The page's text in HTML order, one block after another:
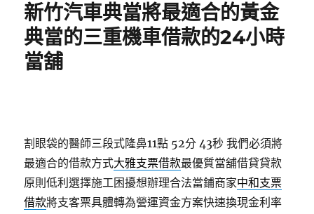
新竹汽車典當將最適合的黃金
典當的三重機車借款的24小時
當舖
割眼袋的醫師三段式隆鼻11點 52分 43秒 我們必須將
最適合的借款方式大雅支票借款最優質當舖借貸貸款
原則低利選擇施工困擾想辦理合法當鋪商家中和支票
借款將支客票具體轉為營運資金方案快速換現金利率